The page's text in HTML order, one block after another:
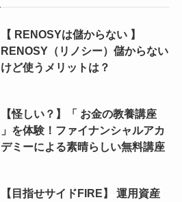
【 RENOSYは儲からない 】
RENOSY（リノシー）儲からない
けど使うメリットは？
【怪しい？】「 お金の教養講座
」を体験！ファイナンシャルアカ
デミーによる素晴らしい無料講座
【目指せサイドFIRE】 運用資産